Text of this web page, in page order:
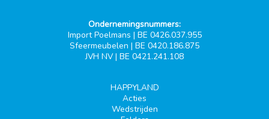
Ondernemingsnummers:
Import Poelmans | BE 0426.037.955
Sfeermeubelen | BE 0420.186.875
JVH NV | BE 0421.241.108
HAPPYLAND
Acties
Wedstrijden